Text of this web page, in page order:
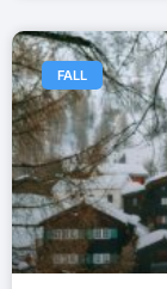
FALL